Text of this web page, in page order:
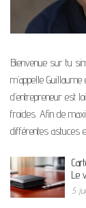
Bienvenue sur tu
m’appelle
d’entrepreneur est
froides. Afin de
différentes astuces
Le
5